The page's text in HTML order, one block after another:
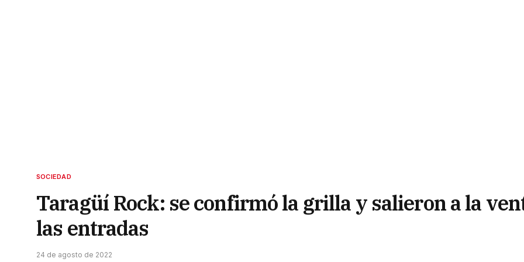
SOCIEDAD
Taragüí Rock: se confirmó la grilla y salieron a la
las entradas
24 de agosto de 2022